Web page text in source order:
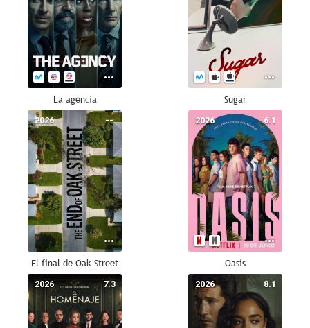
La agencia Sugar
--
2026
El final de Oak Street
6.1
2026
Oasis
7.3
2026 8.1
2026